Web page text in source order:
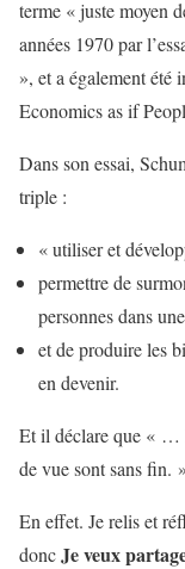
terme « juste moyen
années 1970 par
», et a également
Economics as if
Dans son essai,
triple :
« utiliser et
permettre de
personnes dans
et de produire les
en devenir.
Et il déclare que « …
de vue sont sans fin. »
En effet. Je relis et
doncJe veux